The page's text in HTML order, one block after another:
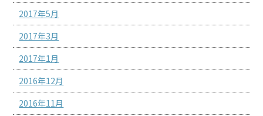
2017年5月
2017年3月
2017年1月
2016年12月
2016年11月